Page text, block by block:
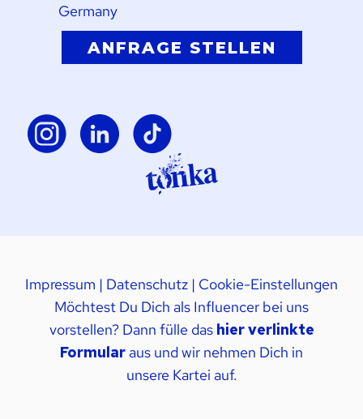
Germany
ANFRAGE STELLEN
Impressum | Datenschutz | Cookie-Einstellungen
Möchtest Du Dich als Influencer bei uns
vorstellen? Dann fülle das hier verlinkte
Formular aus und wir nehmen Dich in
unsere Kartei auf.